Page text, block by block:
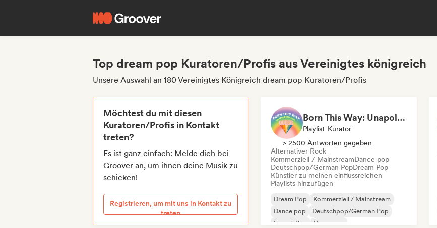
Top dream pop Kuratoren/Profis aus Vereinigtes königreich
Unsere Auswahl an 180 Vereinigtes Königreich dream pop Kuratoren/Profis
Möchtest du mit diesen
Kuratoren/Profis in Kontakt
treten?
Es ist ganz einfach: Melde dich bei
Groover an, um ihnen deine Musik zu
schicken!
Registrieren, um mit uns in Kontakt zu
treten
Born This Way: Unapologetically Queer
Playlist-Kurator
> 2500 Antworten gegeben
Alternativer Rock
Kommerziell / MainstreamDance pop
Deutschpop/German PopDream Pop
Künstler zu meinen einflussreichen
Playlists hinzufügen
Dream Pop
Kommerziell / Mainstream
Dance pop
Deutschpop/German Pop
French Pop
Hyperpop